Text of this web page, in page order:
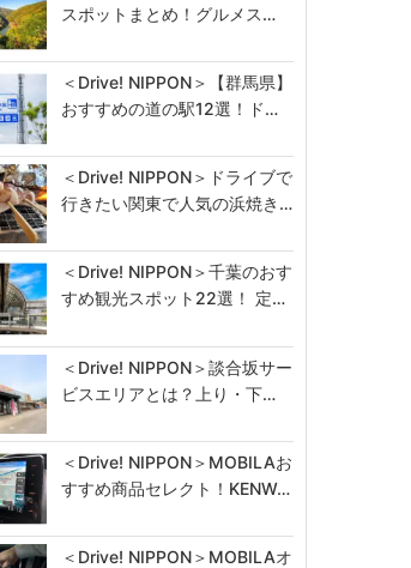
スポットまとめ！グルメス…
＜Drive! NIPPON＞【群馬県】
おすすめの道の駅12選！ド…
＜Drive! NIPPON＞ドライブで
行きたい関東で人気の浜焼き…
＜Drive! NIPPON＞千葉のおす
すめ観光スポット22選！ 定…
＜Drive! NIPPON＞談合坂サー
ビスエリアとは？上り・下…
＜Drive! NIPPON＞MOBILAお
すすめ商品セレクト！KENW…
＜Drive! NIPPON＞MOBILAオ